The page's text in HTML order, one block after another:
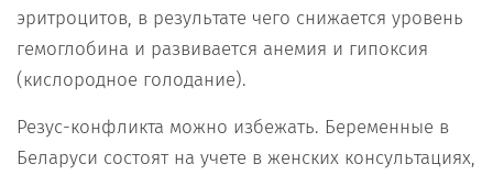
эритроцитов, в результате чего снижается уровень
гемоглобина и развивается анемия и гипоксия
(кислородное голодание).
Резус-конфликта можно избежать. Беременные в
Беларуси состоят на учете в женских консультациях,